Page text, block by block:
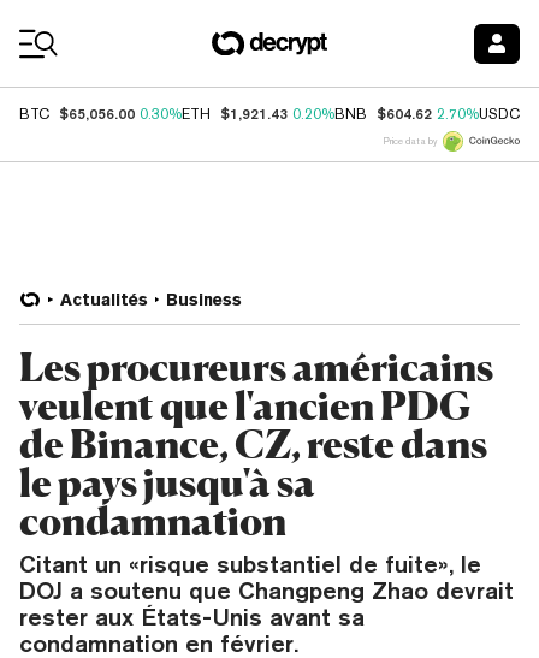
BTC $65,056.00 0.30%ETH $1,921.43 0.20%BNB $604.62 2.70%USDC
Price data by
Actualités Business
Les procureurs américains
veulent que l'ancien PDG
de Binance, CZ, reste dans
le pays jusqu'à sa
condamnation
Citant un «risque substantiel de fuite», le
DOJ a soutenu que Changpeng Zhao devrait
rester aux États-Unis avant sa
condamnation en février.